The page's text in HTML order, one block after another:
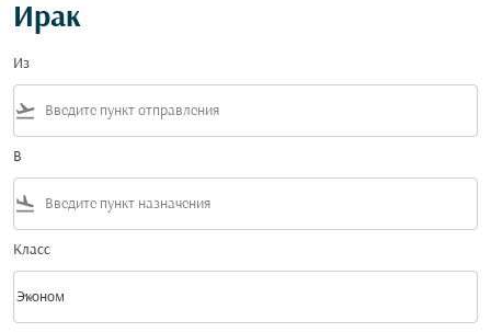
Ирак
Из
flight_takeoff
В
flight_land
Класс
Класс option Эконом Selected
Эконом
keyboard_arrow_down